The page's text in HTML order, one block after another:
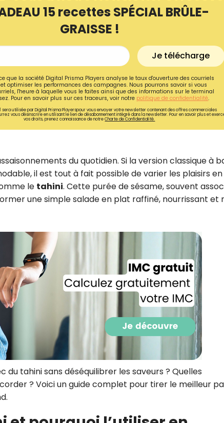
15 recettes SPÉCIAL BRÛLE-
GRAISSE !
Je télécharge
que la société Digital Prisma Players analyse le taux d'ouverture des courriels
optimiser les performances des campagnes. Nous pourrons savoir si vous
l'heure à laquelle vous le faites ainsi que des informations sur le terminal
Pour en savoir plus sur ces traceurs, voir notre politique de confidentialité.
sera utilisée par Digital Prisma Playerspour vous envoyer votre newsletter contenant des offres commerciales
vous désinscrire en utilisant le lien de désabonnement intégré dans la newsletter. Pour en savoir plus et
vos droits, prenez connaissance de notreCharte de Confidentialité.
du quotidien. Si la version classique à
il est tout à fait possible de varier les plaisirs en
le tahini. Cette purée de sésame, souvent
une simple salade en plat raffiné, nourrissant et
tahini sans déséquilibrer les saveurs ? Quelles
? Voici un guide complet pour tirer le meilleur
Recevez
recettes inédites de
Ainsi que la newsletter
Je consens à ce que la société
Prisma Players analyse le taux
des courriels pour mesurer et
performances des campagnes.
pourrons savoir si vous ouvrez les
l'heure à laquelle vous le faites
des informations sur le terminal
utilisez. Pour en savoir plus sur ces
voir notre
politique de